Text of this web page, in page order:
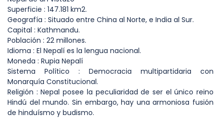
Superficie : 147.181 km2.
Geografía : Situado entre China al Norte, e India al Sur.
Capital : Kathmandu.
Población : 22 millones.
Idioma : El Nepalí es la lengua nacional.
Moneda : Rupia Nepalí
Sistema Político : Democracia multipartidaria con
Monarquía Constitucional.
Religión : Nepal posee la peculiaridad de ser el único reino
Hindú del mundo. Sin embargo, hay una armoniosa fusión
de hinduísmo y budismo.